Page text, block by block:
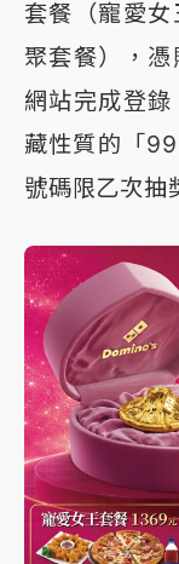
套餐（寵愛
聚套餐），
網站完成登
藏性質的「
號碼限乙次抽